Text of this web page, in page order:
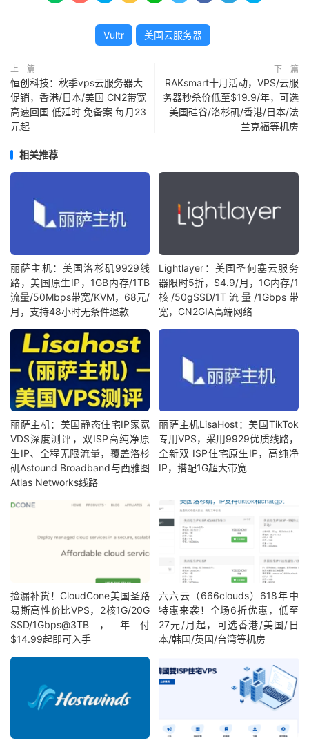
Vultr 美国云服务器
上一篇
恒创科技：秋季vps云服务器大
促销，香港/日本/美国 CN2带宽
高速回国 低延时 免备案 每月23
元起
下一篇
RAKsmart十月活动，VPS/云服
务器秒杀价低至$19.9/年，可选
美国硅谷/洛杉矶/香港/日本/法
兰克福等机房
相关推荐
丽萨主机：美国洛杉矶9929线
路，美国原生IP，1GB内存/1TB
流量/50Mbps带宽/KVM，68元/
月，支持48小时无条件退款
Lightlayer：美国圣何塞云服务
器限时5折，$4.9/月，1G内存/1
核/50gSSD/1T流量/1Gbps带
宽，CN2GIA高端网络
丽萨主机：美国静态住宅IP家宽
VDS深度测评，双ISP高纯净原
生IP、全程无限流量，覆盖洛杉
矶Astound Broadband与西雅图
Atlas Networks线路
丽萨主机LisaHost：美国TikTok
专用VPS，采用9929优质线路，
全新双 ISP住宅原生IP，高纯净
IP，搭配1G超大带宽
捡漏补货！CloudCone美国圣路
易斯高性价比VPS，2核1G/20G
SSD/1Gbps@3TB，年付
$14.99起即可入手
六六云（666clouds）618年中
特惠来袭！全场6折优惠，低至
27元/月起，可选香港/美国/日
本/韩国/英国/台湾等机房